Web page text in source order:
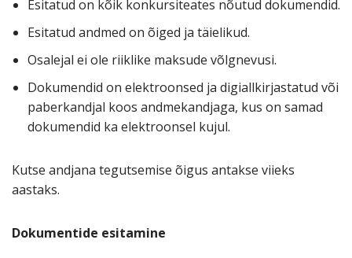
Esitatud on kõik konkursiteates nõutud dokumendid.
Esitatud andmed on õiged ja täielikud.
Osalejal ei ole riiklike maksude võlgnevusi.
Dokumendid on elektroonsed ja digiallkirjastatud või
paberkandjal koos andmekandjaga, kus on samad
dokumendid ka elektroonsel kujul.
Kutse andjana tegutsemise õigus antakse viieks
aastaks.
Dokumentide esitamine